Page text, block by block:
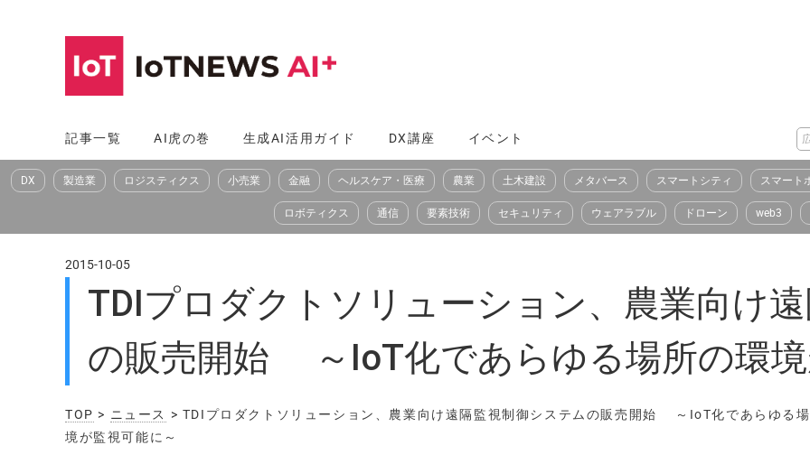
へ
ス
記事一覧 AI虎の巻 生成AI活用ガイド DX講座 イベント
DX 製造業 ロジスティクス 小売業 金融 ヘルスケア・医療 農業 土木建設 メタバース スマートシティ スマート
ロボティクス 通信 要素技術 セキュリティ ウェアラブル ドローン web3
2015-10-05
TDIプロダクトソリューション、農業向け
の販売開始 ～IoT化であらゆる場所の環
TOP > ニュース
> TDIプロダクトソリューション、農業向け遠隔監視制御システムの販売開始 ～IoT化であらゆる
境が監視可能に～